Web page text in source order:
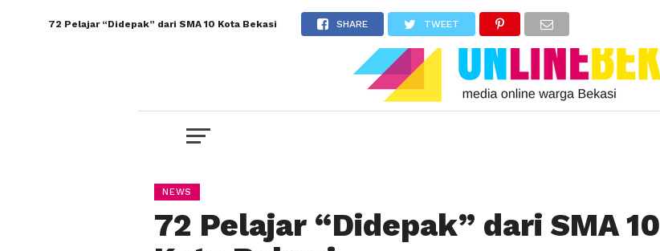
72 Pelajar “Didepak” dari SMA 10 Kota Bekasi SHARE TWEET
NEWS
72 Pelajar “Didepak” dari SMA 10